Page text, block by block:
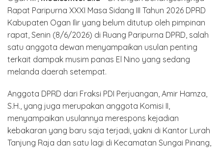
Rapat Paripurna XXXI Masa Sidang III Tahun 2026 DPRD
Kabupaten Ogan Ilir yang belum ditutup oleh pimpinan
rapat, Senin (8/6/2026) di Ruang Paripurna DPRD, salah
satu anggota dewan menyampaikan usulan penting
terkait dampak musim panas El Nino yang sedang
melanda daerah setempat.
Anggota DPRD dari Fraksi PDI Perjuangan, Amir Hamza,
S.H., yang juga merupakan anggota Komisi II,
menyampaikan usulannya merespons kejadian
kebakaran yang baru saja terjadi, yakni di Kantor Lurah
Tanjung Raja dan satu lagi di Kecamatan Sungai Pinang,